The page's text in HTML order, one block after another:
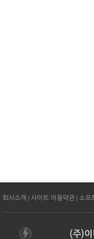
회사소개 | 사이트 이용약관 | 소프
(주)